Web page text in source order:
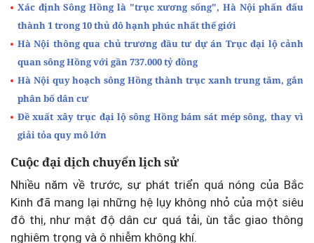
Xác định Sông Hồng là "trục xương sống", Hà Nội phấn đấu
thành 1 trong 10 thủ đô hạnh phúc nhất thế giới
Hà Nội thông qua chủ trương đầu tư dự án Trục đại lộ cảnh
quan sông Hồng với gần 737.000 tỷ đồng
Hà Nội quy hoạch sông Hồng thành trục xanh trung tâm, gắn
phân bố dân cư
Đề xuất xây trục đại lộ sông Hồng bám sát mép sông, thay vì
giải tỏa quy mô lớn
Cuộc đại dịch chuyển lịch sử
Nhiều năm về trước, sự phát triển quá nóng của Bắc
Kinh đã mang lại những hệ lụy không nhỏ của một siêu
đô thị, như mật độ dân cư quá tải, ùn tắc giao thông
nghiêm trọng và ô nhiễm không khí.